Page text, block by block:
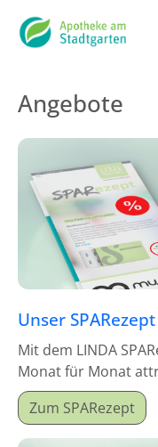
Angebote
Unser SPARezept
Mit dem LINDA
Monat für Monat
Zum SPARezept